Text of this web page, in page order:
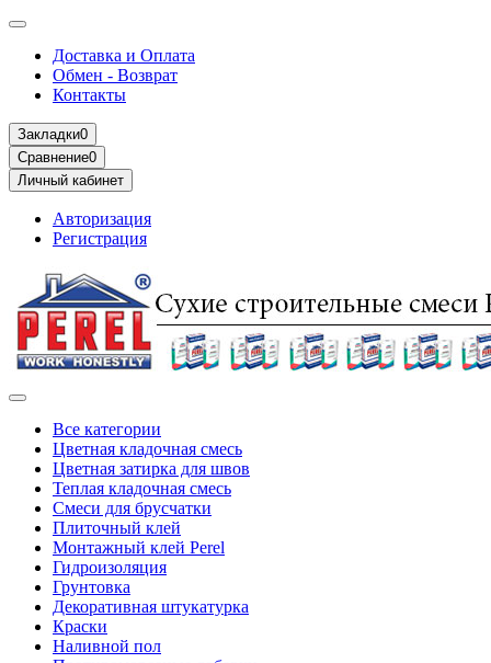
Доставка и Оплата
Обмен - Возврат
Контакты
Закладки0
Сравнение0
Личный кабинет
Авторизация
Регистрация
Все категории
Цветная кладочная смесь
Цветная затирка для швов
Теплая кладочная смесь
Смеси для брусчатки
Плиточный клей
Монтажный клей Perel
Гидроизоляция
Грунтовка
Декоративная штукатурка
Краски
Наливной пол